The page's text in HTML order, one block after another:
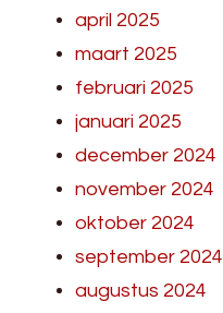
april 2025
maart 2025
februari 2025
januari 2025
december 2024
november 2024
oktober 2024
september 2024
augustus 2024